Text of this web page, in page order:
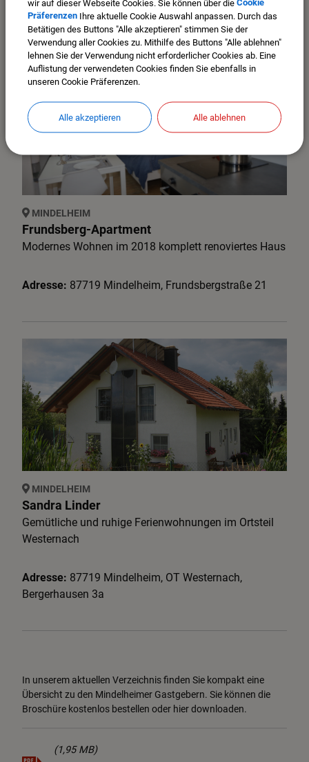
Adresse:87719Mindelheim,Bahnhofstraße32
MINDELHEIM
Frundsberg-Apartment
Modernes Wohnen im 2018 komplett renoviertes Haus
Adresse: 87719 Mindelheim, Frundsbergstraße 21
MINDELHEIM
Sandra Linder
Gemütliche und ruhige Ferienwohnungen im Ortsteil
Westernach
Adresse: 87719 Mindelheim, OT Westernach,
Bergerhausen 3a
In unserem aktuellen Verzeichnis finden Sie kompakt eine
Übersicht zu den Mindelheimer Gastgebern. Sie können die
Broschüre kostenlos bestellen oder hier downloaden.
(1,95 MB)
wir auf dieser Webseite Cookies. Sie können über die Cookie
Präferenzen Ihre aktuelle Cookie Auswahl anpassen. Durch das
Betätigen des Buttons "Alle akzeptieren" stimmen Sie der
Verwendung aller Cookies zu. Mithilfe des Buttons "Alle ablehnen"
lehnen Sie der Verwendung nicht erforderlicher Cookies ab. Eine
Auflistung der verwendeten Cookies finden Sie ebenfalls in
unseren Cookie Präferenzen.
Alle akzeptieren Alle ablehnen